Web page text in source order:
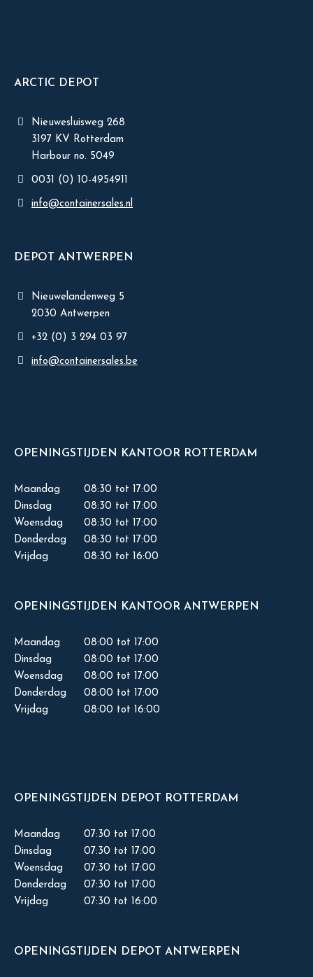
ARCTIC DEPOT
Nieuwesluisweg 268
3197 KV Rotterdam
Harbour no. 5049
0031 (0) 10-4954911
info@containersales.nl
DEPOT ANTWERPEN
Nieuwelandenweg 5
2030 Antwerpen
+32 (0) 3 294 03 97
info@containersales.be
OPENINGSTIJDEN KANTOOR ROTTERDAM
Maandag
08:30 tot 17:00
Dinsdag
08:30 tot 17:00
Woensdag
08:30 tot 17:00
Donderdag
08:30 tot 17:00
Vrijdag
08:30 tot 16:00
OPENINGSTIJDEN KANTOOR ANTWERPEN
Maandag
08:00 tot 17:00
Dinsdag
08:00 tot 17:00
Woensdag
08:00 tot 17:00
Donderdag
08:00 tot 17:00
Vrijdag
08:00 tot 16:00
OPENINGSTIJDEN DEPOT ROTTERDAM
Maandag
07:30 tot 17:00
Dinsdag
07:30 tot 17:00
Woensdag
07:30 tot 17:00
Donderdag
07:30 tot 17:00
Vrijdag
07:30 tot 16:00
OPENINGSTIJDEN DEPOT ANTWERPEN